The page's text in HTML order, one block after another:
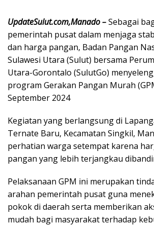
UpdateSulut.com,Manado –Sebagai
pemerintah pusat dalam menjaga
dan harga pangan, Badan Pangan
Sulawesi Utara (Sulut) bersama
Utara-Gorontalo (SulutGo)
program Gerakan Pangan Murah
September 2024
Kegiatan yang berlangsung di
Ternate Baru, Kecamatan Singkil,
perhatian warga setempat karena
pangan yang lebih terjangkau
Pelaksanaan GPM ini merupakan
arahan pemerintah pusat guna
pokok di daerah serta memberikan
mudah bagi masyarakat terhadap